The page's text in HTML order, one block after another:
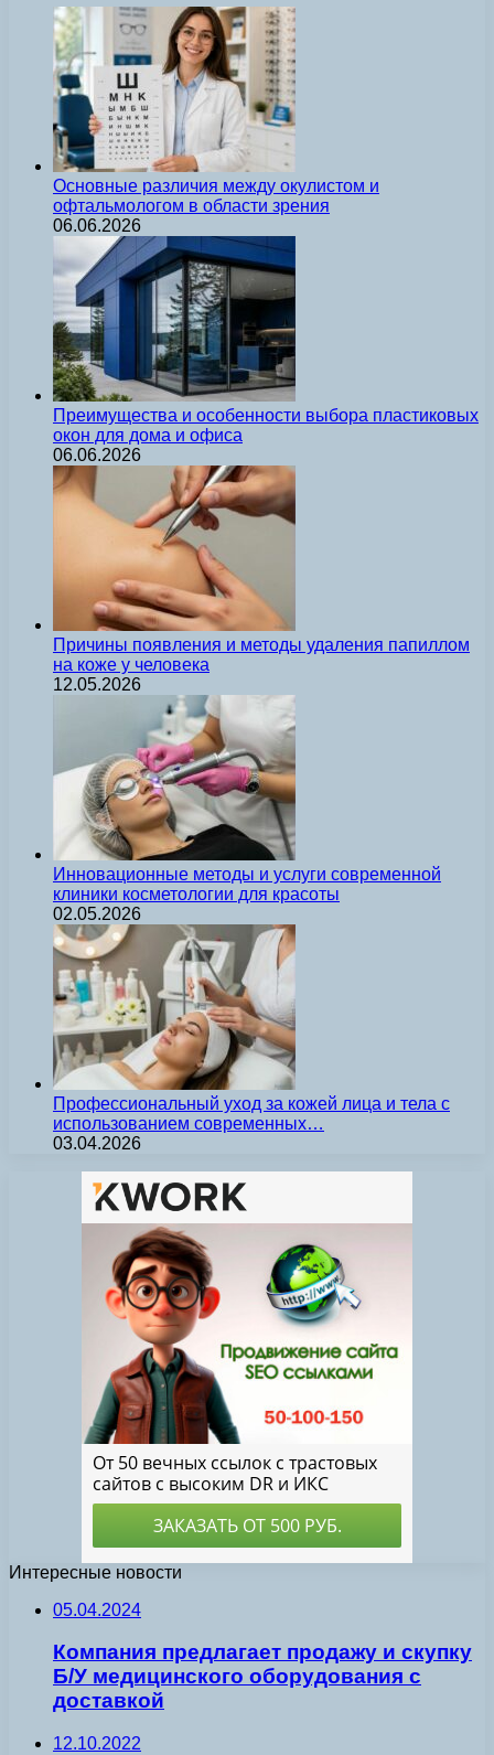
Основные различия между окулистом и
офтальмологом в области зрения
06.06.2026
Преимущества и особенности выбора пластиковых
окон для дома и офиса
06.06.2026
Причины появления и методы удаления папиллом
на коже у человека
12.05.2026
Инновационные методы и услуги современной
клиники косметологии для красоты
02.05.2026
Профессиональный уход за кожей лица и тела с
использованием современных…
03.04.2026
Интересные новости
05.04.2024
Компания предлагает продажу и скупку
Б/У медицинского оборудования с
доставкой
12.10.2022